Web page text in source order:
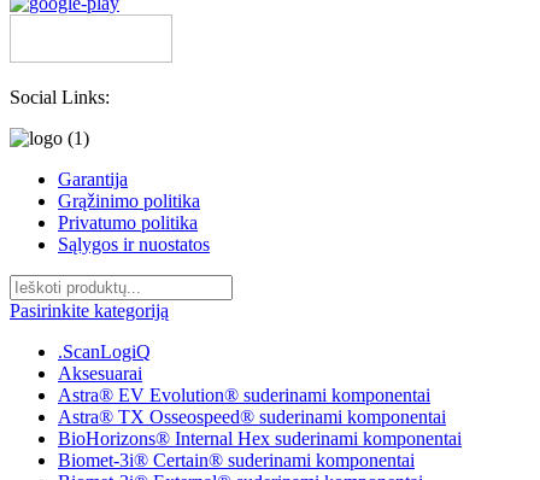
Social Links:
Garantija
Grąžinimo politika
Privatumo politika
Sąlygos ir nuostatos
Pasirinkite kategoriją
.ScanLogiQ
Aksesuarai
Astra® EV Evolution® suderinami komponentai
Astra® TX Osseospeed® suderinami komponentai
BioHorizons® Internal Hex suderinami komponentai
Biomet-3i® Certain® suderinami komponentai